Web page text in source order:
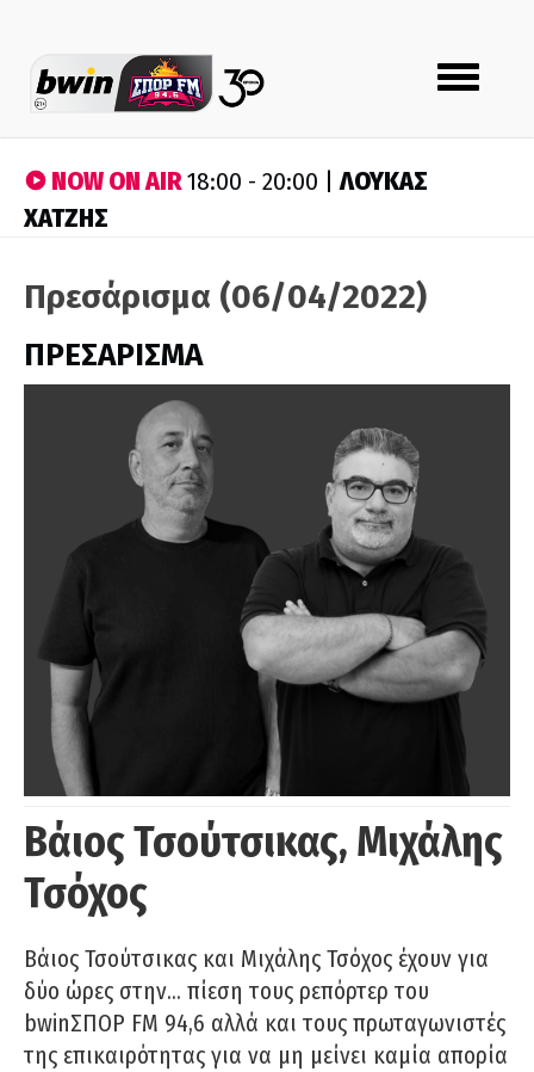
Toggle
navigation
NOW ON AIR18:00 - 20:00 |ΛΟΥΚΑΣ
ΧΑΤΖΗΣ
Πρεσάρισμα (06/04/2022)
ΠΡΕΣΑΡΙΣΜΑ
Βάιος Τσούτσικας, Μιχάλης
Τσόχος
Βάιος Τσούτσικας και Μιχάλης Τσόχος έχουν για
δύο ώρες στην… πίεση τους ρεπόρτερ του
bwinΣΠΟΡ FM 94,6 αλλά και τους πρωταγωνιστές
της επικαιρότητας για να μη μείνει καμία απορία